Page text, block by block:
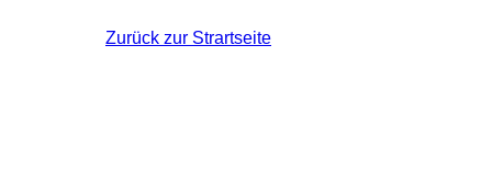
Zurück zur Strartseite